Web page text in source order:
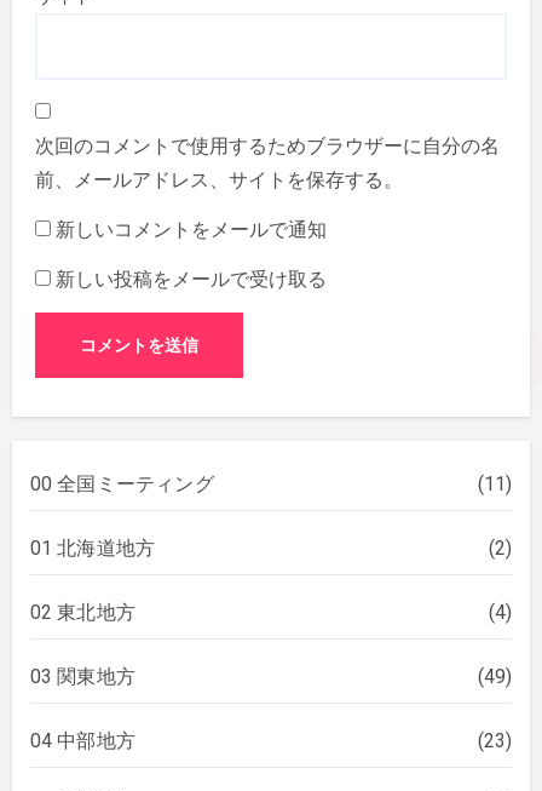
次回のコメントで使用するためブラウザーに自分の名
前、メールアドレス、サイトを保存する。
新しいコメントをメールで通知
新しい投稿をメールで受け取る
00 全国ミーティング (11)
01 北海道地方 (2)
02 東北地方 (4)
03 関東地方 (49)
04 中部地方 (23)